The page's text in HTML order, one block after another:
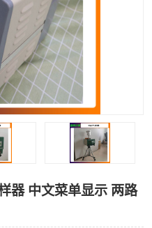
器 中文菜单显示 两路
LB-7035油气回收
大气环境采样器
LB-62便携式烟气分析仪
大气采样器